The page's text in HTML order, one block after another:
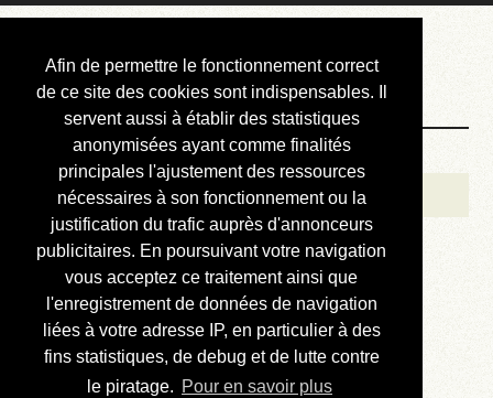
Afin de permettre le fonctionnement correct
de ce site des cookies sont indispensables. Il
servent aussi à établir des statistiques
anonymisées ayant comme finalités
principales l'ajustement des ressources
nécessaires à son fonctionnement ou la
justification du trafic auprès d'annonceurs
publicitaires. En poursuivant votre navigation
vous acceptez ce traitement ainsi que
l'enregistrement de données de navigation
liées à votre adresse IP, en particulier à des
fins statistiques, de debug et de lutte contre
le piratage. Pour en savoir plus
Courbis, « LE »
Blog Officiel
Bienvenue
Réalisations
Divers (et d’été)
Annonces
Liens externes
Téléchargement